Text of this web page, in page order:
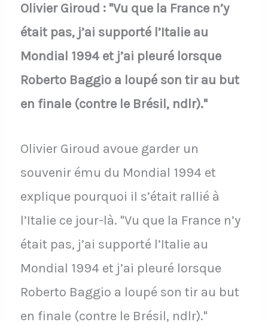
Olivier Giroud : "Vu que la France n’y
était pas, j’ai supporté l’Italie au
Mondial 1994 et j’ai pleuré lorsque
Roberto Baggio a loupé son tir au but
en finale (contre le Brésil, ndlr)."
Olivier Giroud avoue garder un
souvenir ému du Mondial 1994 et
explique pourquoi il s’était rallié à
l’Italie ce jour-là. "Vu que la France n’y
était pas, j’ai supporté l’Italie au
Mondial 1994 et j’ai pleuré lorsque
Roberto Baggio a loupé son tir au but
en finale (contre le Brésil, ndlr)."